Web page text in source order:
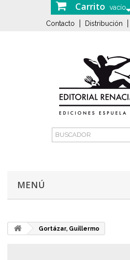
Carrito vacío
Contacto Distribución
MENÚ
Gortázar, Guillermo